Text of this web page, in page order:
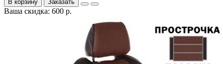
В корзину Заказать
Ваша скидка: 600 р.